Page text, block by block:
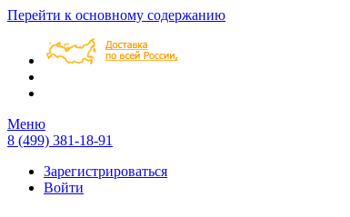
Перейти к основному содержанию
Меню
8 (499) 381-18-91
Зарегистрироваться
Войти